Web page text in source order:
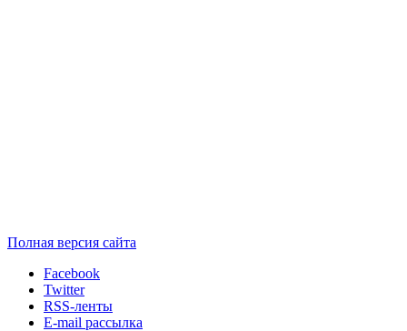
Полная версия сайта
Facebook
Twitter
RSS-ленты
E-mail рассылка